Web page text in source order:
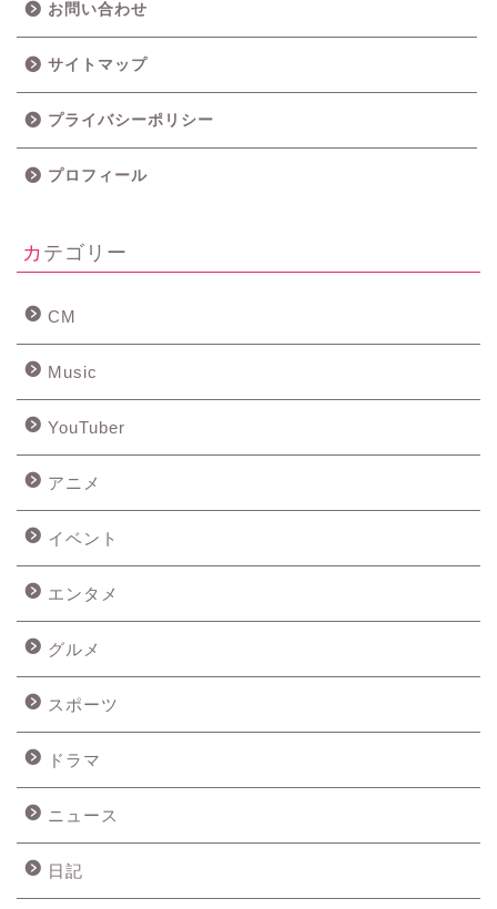
お問い合わせ
サイトマップ
プライバシーポリシー
プロフィール
カテゴリー
CM
Music
YouTuber
アニメ
イベント
エンタメ
グルメ
スポーツ
ドラマ
ニュース
日記